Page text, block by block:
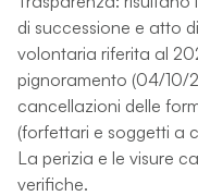
di successione e atto
volontaria riferita al
pignoramento (04/10/
cancellazioni delle
(forfettari e soggetti a
La perizia e le visure
verifiche.